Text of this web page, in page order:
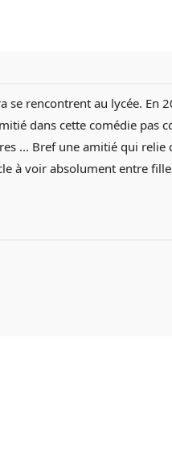
rencontrent au lycée. En
dans cette comédie pas
... Bref une amitié qui
à voir absolument entre